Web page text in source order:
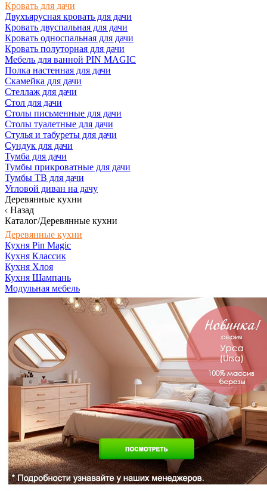
Кровать для дачи
Двухъярусная кровать для дачи
Кровать двуспальная для дачи
Кровать односпальная для дачи
Кровать полуторная для дачи
Мебель для ванной PIN MAGIC
Полка настенная для дачи
Скамейка для дачи
Стеллаж для дачи
Стол для дачи
Столы письменные для дачи
Столы туалетные для дачи
Стулья и табуреты для дачи
Сундук для дачи
Тумба для дачи
Тумбы прикроватные для дачи
Тумбы ТВ для дачи
Угловой диван на дачу
Деревянные кухни
Назад
Каталог/Деревянные кухни
Деревянные кухни
Кухня Pin Magic
Кухня Классик
Кухня Хлоя
Кухня Шампань
Модульная мебель